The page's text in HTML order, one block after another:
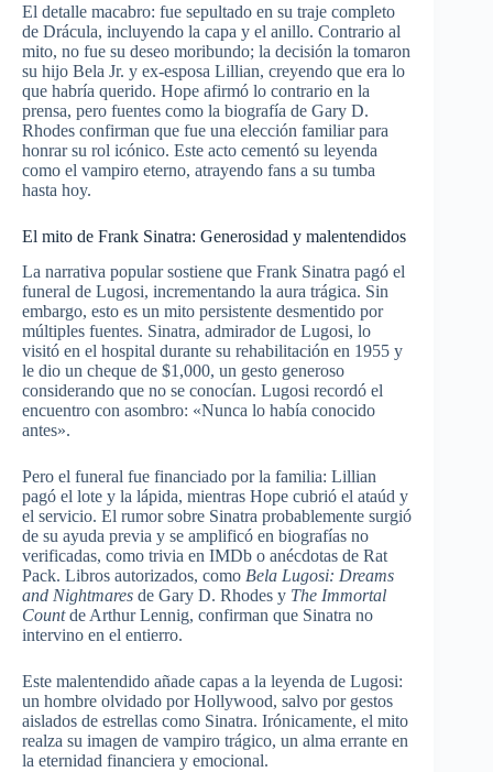
El detalle macabro: fue sepultado en su traje completo
de Drácula, incluyendo la capa y el anillo. Contrario al
mito, no fue su deseo moribundo; la decisión la tomaron
su hijo Bela Jr. y ex-esposa Lillian, creyendo que era lo
que habría querido. Hope afirmó lo contrario en la
prensa, pero fuentes como la biografía de Gary D.
Rhodes confirman que fue una elección familiar para
honrar su rol icónico. Este acto cementó su leyenda
como el vampiro eterno, atrayendo fans a su tumba
hasta hoy.
El mito de Frank Sinatra: Generosidad y malentendidos
La narrativa popular sostiene que Frank Sinatra pagó el
funeral de Lugosi, incrementando la aura trágica. Sin
embargo, esto es un mito persistente desmentido por
múltiples fuentes. Sinatra, admirador de Lugosi, lo
visitó en el hospital durante su rehabilitación en 1955 y
le dio un cheque de $1,000, un gesto generoso
considerando que no se conocían. Lugosi recordó el
encuentro con asombro: «Nunca lo había conocido
antes».
Pero el funeral fue financiado por la familia: Lillian
pagó el lote y la lápida, mientras Hope cubrió el ataúd y
el servicio. El rumor sobre Sinatra probablemente surgió
de su ayuda previa y se amplificó en biografías no
verificadas, como trivia en IMDb o anécdotas de Rat
Pack. Libros autorizados, como Bela Lugosi: Dreams
and Nightmares de Gary D. Rhodes y The Immortal
Countde Arthur Lennig, confirman que Sinatra no
intervino en el entierro.
Este malentendido añade capas a la leyenda de Lugosi:
un hombre olvidado por Hollywood, salvo por gestos
aislados de estrellas como Sinatra. Irónicamente, el mito
realza su imagen de vampiro trágico, un alma errante en
la eternidad financiera y emocional.